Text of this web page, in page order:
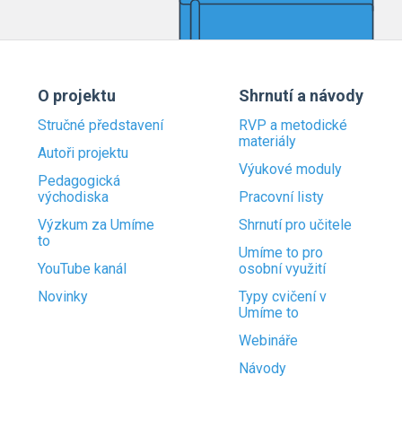
O projektu
Stručné představení
Autoři projektu
Pedagogická
východiska
Výzkum za Umíme
to
YouTube kanál
Novinky
Shrnutí a návody
RVP a metodické
materiály
Výukové moduly
Pracovní listy
Shrnutí pro učitele
Umíme to pro
osobní využití
Typy cvičení v
Umíme to
Webináře
Návody